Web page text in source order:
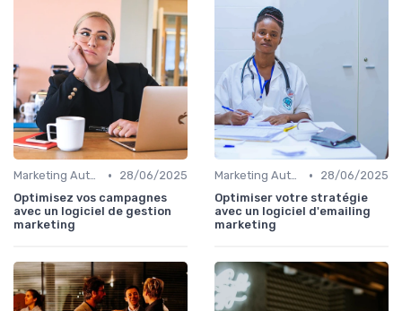
Marketing Automation & CRM •
28/06/2025
Optimisez vos campagnes
avec un logiciel de gestion
marketing
Marketing Automation & CRM •
28/06/2025
Optimiser votre stratégie
avec un logiciel d'emailing
marketing